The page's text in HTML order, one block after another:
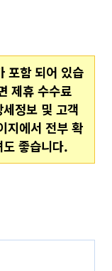
포함 되어 있습
제휴 수수료
정보 및 고객
지에서 전부 확
좋습니다.